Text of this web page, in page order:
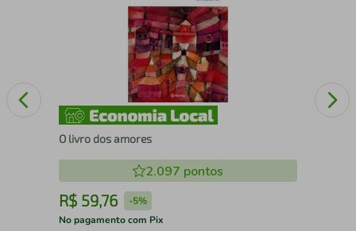
O livro dos amores
2.097 pontos
R$ 59,76 -5%
No pagamento com Pix